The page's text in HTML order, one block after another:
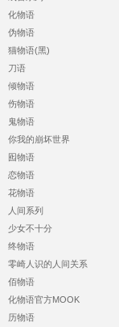
化物语
伪物语
猫物语(黑)
刀语
倾物语
伤物语
鬼物语
你我的崩坏世界
囮物语
恋物语
花物语
人间系列
少女不十分
终物语
零崎人识的人间关系
佰物语
化物语官方MOOK
历物语